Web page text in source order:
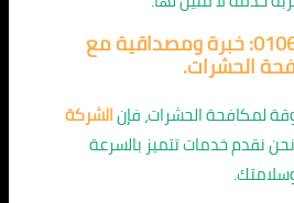
📞 اتصل بنا 01067626163: خبرة ومصداقية مع
الحشرات.
لمكافحة الحشرات، فإنالشركة
نقدم خدمات تتميز بالسرعة